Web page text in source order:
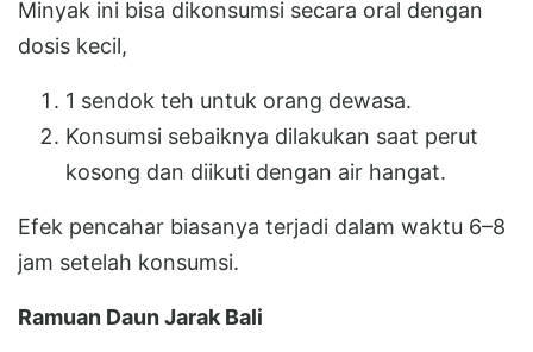
Minyak ini bisa dikonsumsi secara oral dengan
dosis kecil,
1 sendok teh untuk orang dewasa.
Konsumsi sebaiknya dilakukan saat perut
kosong dan diikuti dengan air hangat.
Efek pencahar biasanya terjadi dalam waktu 6–8
jam setelah konsumsi.
Ramuan Daun Jarak Bali